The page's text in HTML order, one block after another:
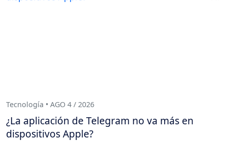
Tecnología • AGO 4 / 2026
¿La aplicación de Telegram no va más en
dispositivos Apple?